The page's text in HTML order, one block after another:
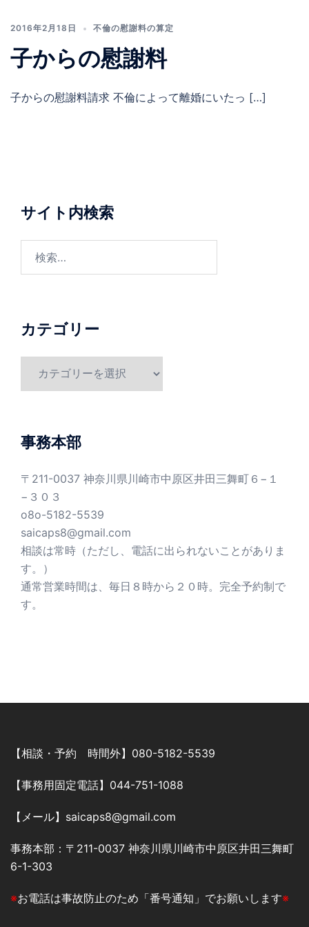
2016年2月18日 不倫の慰謝料の算定
子からの慰謝料
子からの慰謝料請求 不倫によって離婚にいたっ […]
サイト内検索
カテゴリー
ー
事務本部
〒211-0037 神奈川県川崎市中原区井田三舞町６−１
−３０３
o8o-5182-5539
saicaps8@gmail.com
相談は常時（ただし、電話に出られないことがありま
す。）
通常営業時間は、毎日８時から２０時。完全予約制で
す。
【相談・予約 時間外】080-5182-5539
【事務用固定電話】044-751-1088
【メール】saicaps8@gmail.com
事務本部：〒211-0037 神奈川県川崎市中原区井田三舞町
6-1-303
※お電話は事故防止のため「番号通知」でお願いします※